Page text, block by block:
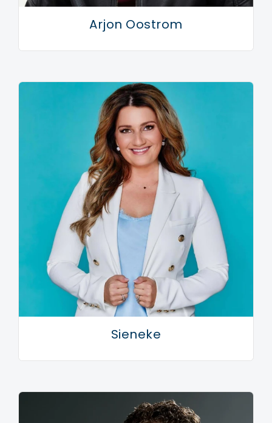
Arjon Oostrom
Sieneke